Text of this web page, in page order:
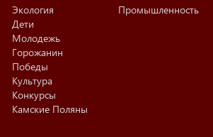
Экология
Дети
Молодежь
Горожанин
Победы
Культура
Конкурсы
Камские Поляны
Промышленность